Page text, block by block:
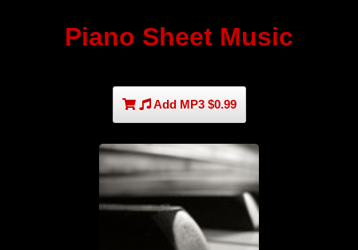
Piano Sheet Music
Add MP3 $0.99